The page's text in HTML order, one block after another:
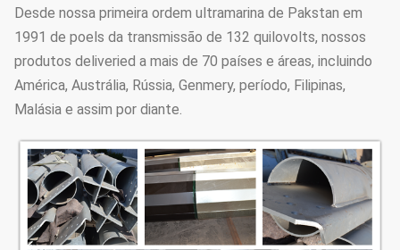
revestimento do pó, →Packages
do →Thread do →Recalibration da
pintura
normal pelo pacote da esteira ou
da palha na parte superior e
assente, de qualquer maneira
igualmente possa seguindo pelo
Desde nossa primeira ordem ultramarina de Pakstan em
1991 de poels da transmissão de 132 quilovolts, nossos
produtos deliveried a mais de 70 países e áreas, incluindo
América, Austrália, Rússia, Genmery, período, Filipinas,
Malásia e assim por diante.